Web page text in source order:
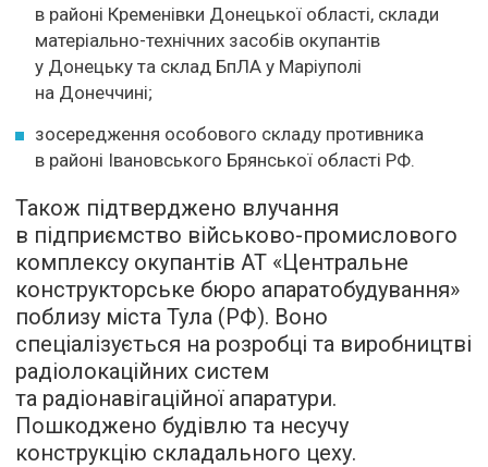
в районі Кременівки Донецької області, склади
матеріально-технічних засобів окупантів
у Донецьку та склад БпЛА у Маріуполі
на Донеччині;
зосередження особового складу противника
в районі Івановського Брянської області РФ.
Також підтверджено влучання
в підприємство військово-промислового
комплексу окупантів АТ «Центральне
конструкторське бюро апаратобудування»
поблизу міста Тула (РФ). Воно
спеціалізується на розробці та виробництві
радіолокаційних систем
та радіонавігаційної апаратури.
Пошкоджено будівлю та несучу
конструкцію складального цеху.